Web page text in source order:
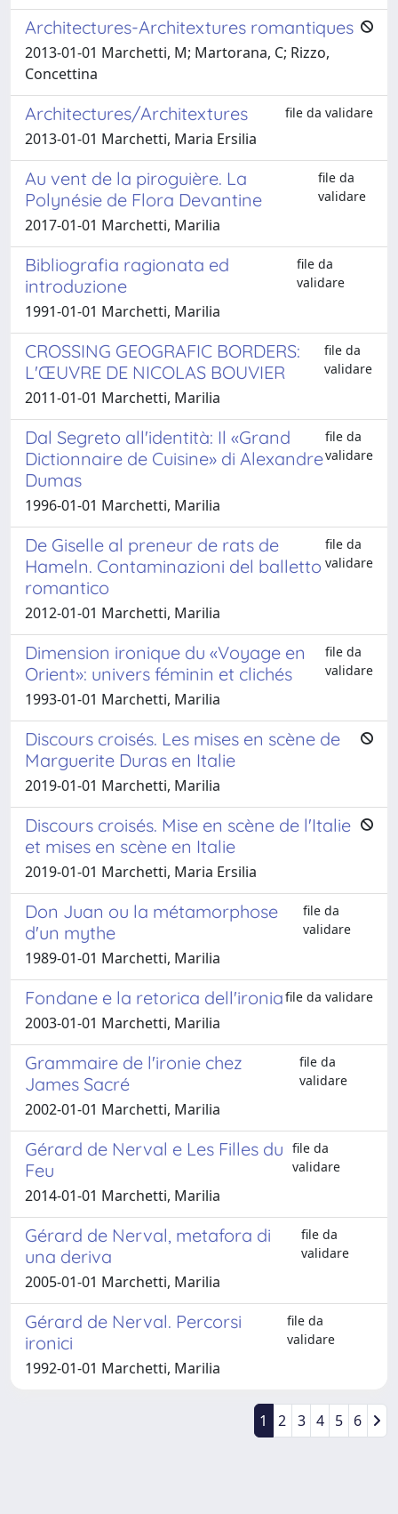
Architectures-Architextures romantiques
2013-01-01 Marchetti, M; Martorana, C; Rizzo,
Concettina
Architectures/Architextures file da validare
2013-01-01 Marchetti, Maria Ersilia
Au vent de la piroguière. La
Polynésie de Flora Devantine
file da
validare
2017-01-01 Marchetti, Marilia
Bibliografia ragionata ed
introduzione
file da
validare
1991-01-01 Marchetti, Marilia
CROSSING GEOGRAFIC BORDERS:
L'ŒUVRE DE NICOLAS BOUVIER
file da
validare
2011-01-01 Marchetti, Marilia
Dal Segreto all'identità: Il «Grand
Dictionnaire de Cuisine» di Alexandre
Dumas
file da
validare
1996-01-01 Marchetti, Marilia
De Giselle al preneur de rats de
Hameln. Contaminazioni del balletto
romantico
file da
validare
2012-01-01 Marchetti, Marilia
Dimension ironique du «Voyage en
Orient»: univers féminin et clichés
file da
validare
1993-01-01 Marchetti, Marilia
Discours croisés. Les mises en scène de
Marguerite Duras en Italie
2019-01-01 Marchetti, Marilia
Discours croisés. Mise en scène de l'Italie
et mises en scène en Italie
2019-01-01 Marchetti, Maria Ersilia
Don Juan ou la métamorphose
d'un mythe
file da
validare
1989-01-01 Marchetti, Marilia
Fondane e la retorica dell'ironiafile da validare
2003-01-01 Marchetti, Marilia
Grammaire de l'ironie chez
James Sacré
file da
validare
2002-01-01 Marchetti, Marilia
Gérard de Nerval e Les Filles du
Feu
file da
validare
2014-01-01 Marchetti, Marilia
Gérard de Nerval, metafora di
una deriva
file da
validare
2005-01-01 Marchetti, Marilia
Gérard de Nerval. Percorsi
ironici
file da
validare
1992-01-01 Marchetti, Marilia
1 2 3 4 5 6